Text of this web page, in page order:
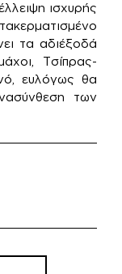
ισχυρής
τα αδιέξοδά
Τσίπρας-
ευλόγως θα
των